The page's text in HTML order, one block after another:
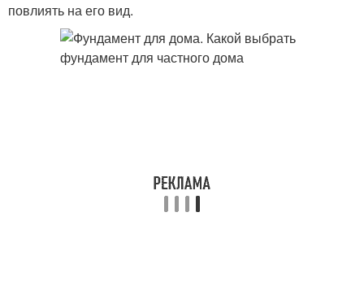
повлиять на его вид.